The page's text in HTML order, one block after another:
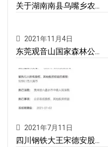
关于湖南南县乌嘴乡农...
2021年11月4日
东莞观音山国家森林公...
2021年7月11日
四川钢铁大王宋德安股...